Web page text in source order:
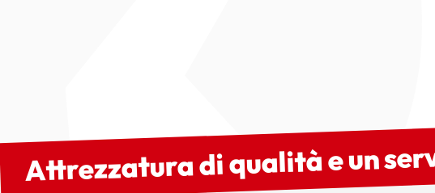
Attrezzatura di qualità e un